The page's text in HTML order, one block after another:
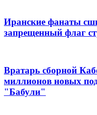
Иранские фанаты
запрещенный флаг
Вратарь сборной
миллионов новых
"Бабули"